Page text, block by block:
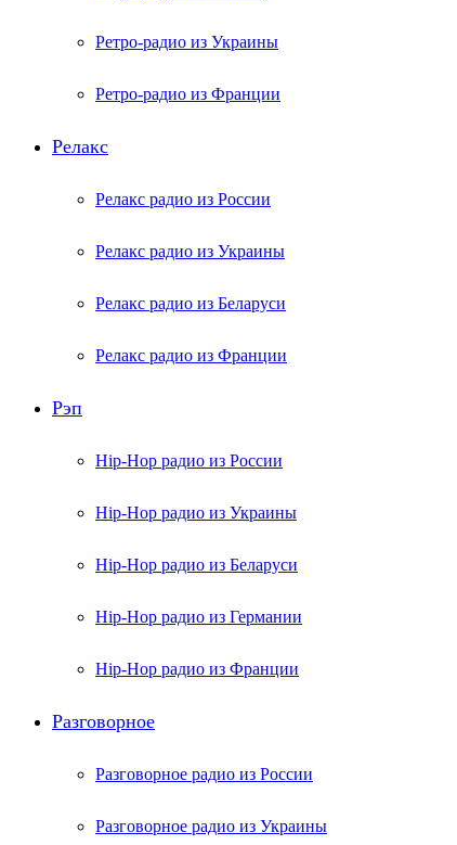
Ретро-радио из Украины
Ретро-радио из Франции
Релакс
Релакс радио из России
Релакс радио из Украины
Релакс радио из Беларуси
Релакс радио из Франции
Рэп
Hip-Hop радио из России
Hip-Hop радио из Украины
Hip-Hop радио из Беларуси
Hip-Hop радио из Германии
Hip-Hop радио из Франции
Разговорное
Разговорное радио из России
Разговорное радио из Украины